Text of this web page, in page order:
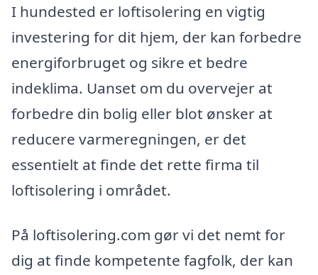
I hundested er loftisolering en vigtig
investering for dit hjem, der kan forbedre
energiforbruget og sikre et bedre
indeklima. Uanset om du overvejer at
forbedre din bolig eller blot ønsker at
reducere varmeregningen, er det
essentielt at finde det rette firma til
loftisolering i området.
På loftisolering.com gør vi det nemt for
dig at finde kompetente fagfolk, der kan